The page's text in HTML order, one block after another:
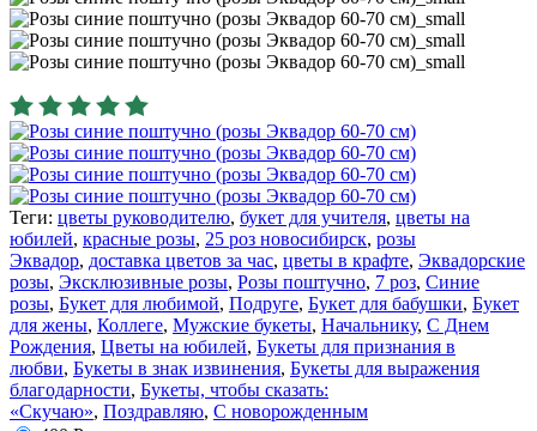
Теги: цветы руководителю, букет для учителя, цветы на
юбилей, красные розы, 25 роз новосибирск, розы
Эквадор, доставка цветов за час, цветы в крафте, Эквадорские
розы, Эксклюзивные розы, Розы поштучно, 7 роз, Синие
розы, Букет для любимой, Подруге, Букет для бабушки, Букет
для жены, Коллеге, Мужские букеты, Начальнику, С Днем
Рождения, Цветы на юбилей, Букеты для признания в
любви, Букеты в знак извинения, Букеты для выражения
благодарности, Букеты, чтобы сказать:
«Скучаю», Поздравляю, С новорожденным